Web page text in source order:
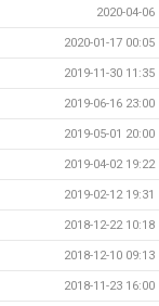
2020-04-06
2020-01-17 00:05
2019-11-30 11:35
2019-06-16 23:00
2019-05-01 20:00
2019-04-02 19:22
2019-02-12 19:31
2018-12-22 10:18
2018-12-10 09:13
2018-11-23 16:00